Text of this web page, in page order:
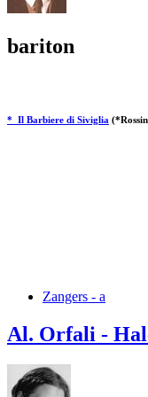
bariton
* Il Barbiere di Siviglia
Zangers - a
Al. Orfali -